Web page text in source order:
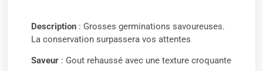
Description : Grosses germinations savoureuses.
La conservation surpassera vos attentes
Saveur : Gout rehaussé avec une texture croquante